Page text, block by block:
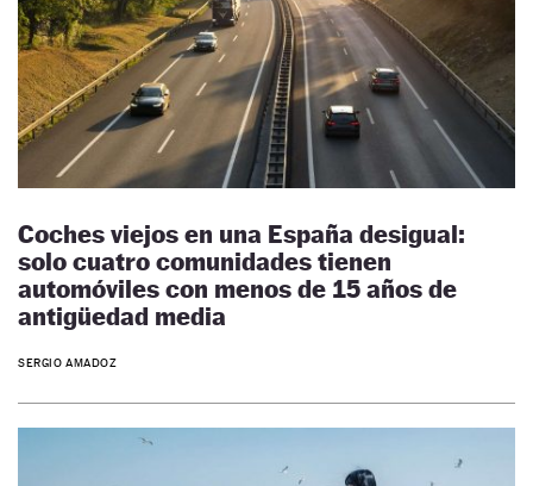
Coches viejos en una España desigual:
solo cuatro comunidades tienen
automóviles con menos de 15 años de
antigüedad media
SERGIO AMADOZ